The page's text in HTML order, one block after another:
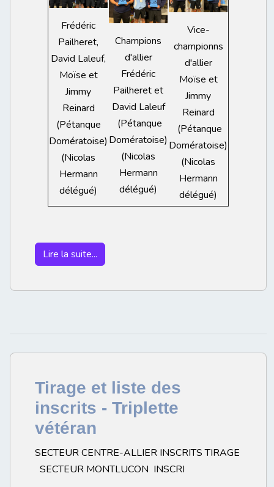
Frédéric
Pailheret,
David Laleuf,
Moïse et
Jimmy
Reinard
(Pétanque
Domératoise)
(Nicolas
Hermann
délégué)
Champions
d'allier
Frédéric
Pailheret et
David Laleuf
(Pétanque
Domératoise)
(Nicolas
Hermann
délégué)
Vice-
championns
d'allier
Moïse et
Jimmy
Reinard
(Pétanque
Domératoise)
(Nicolas
Hermann
délégué)
Lire la suite...
Tirage et liste des
inscrits - Triplette
vétéran
SECTEUR CENTRE-ALLIER INSCRITS TIRAGE
SECTEUR MONTLUCON INSCRI